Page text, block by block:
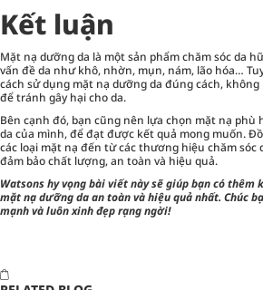
Kết luận
Mặt nạ dưỡng da là một sản phẩm chăm sóc da
vấn đề da như khô, nhờn, mụn, nám, lão hóa…
cách sử dụng mặt nạ dưỡng da đúng cách,
để tránh gây hại cho da.
Bên cạnh đó, bạn cũng nên lựa chọn mặt nạ phù
da của mình, để đạt được kết quả mong muốn.
các loại mặt nạ đến từ các thương hiệu chăm sóc
đảm bảo chất lượng, an toàn và hiệu quả.
Watsonshy vọng bài viết này sẽ giúp bạn có thêm
mặt nạ dưỡng da an toàn và hiệu quả nhất. Chúc
mạnh và luôn xinh đẹp rạng ngời!